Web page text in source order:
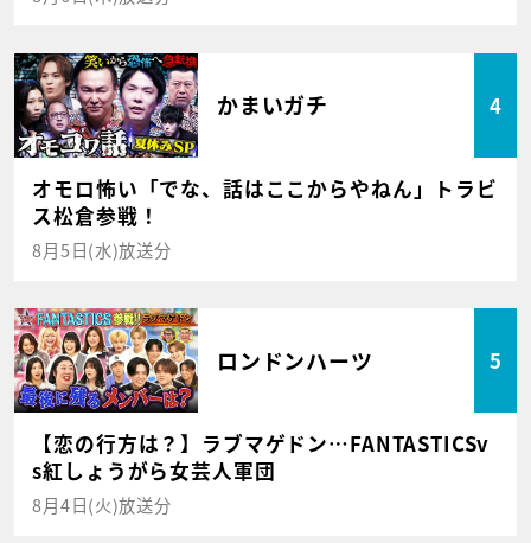
かまいガチ 4
オモロ怖い「でな、話はここからやねん」トラビ
ス松倉参戦！
8月5日(水)放送分
ロンドンハーツ 5
【恋の行方は？】ラブマゲドン…FANTASTICSv
s紅しょうがら女芸人軍団
8月4日(火)放送分